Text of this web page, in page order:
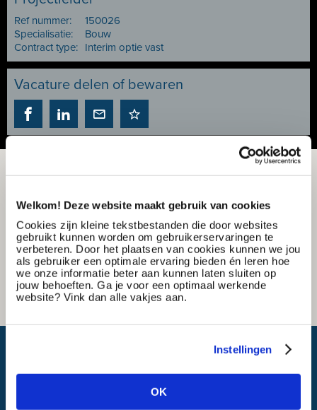
Welkom! Deze website maakt gebruik van cookies
Cookies zijn kleine tekstbestanden die door websites
gebruikt kunnen worden om gebruikerservaringen te
verbeteren. Door het plaatsen van cookies kunnen we jou
als gebruiker een optimale ervaring bieden én leren hoe
we onze informatie beter aan kunnen laten sluiten op
jouw behoeften. Ga je voor een optimaal werkende
website? Vink dan alle vakjes aan.
Instellingen
OK
Ref nummer:
150026
Specialisatie:
Bouw
Contract type:
Interim optie vast
Vacature delen of bewaren